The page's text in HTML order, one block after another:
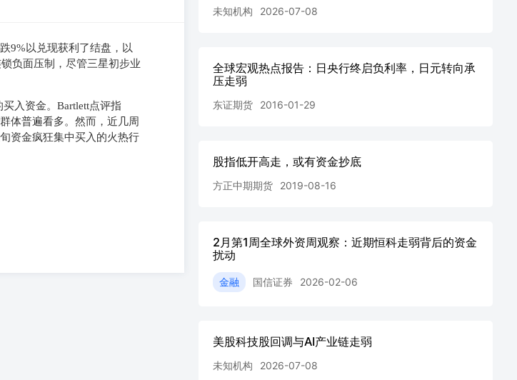
9%以兑现获利了结盘，以
负面压制，尽管三星初步业
入资金。Bartlett点评指
体普遍看多。然而，近几周
资金疯狂集中买入的火热行
未知机构 2026-07-08
全球宏观热点报告：日央行终启负利率，日元转向承
压走弱
东证期货 2016-01-29
股指低开高走，或有资金抄底
方正中期期货 2019-08-16
2月第1周全球外资周观察：近期恒科走弱背后的资金
扰动
金融 国信证券 2026-02-06
美股科技股回调与AI产业链走弱
未知机构 2026-07-08